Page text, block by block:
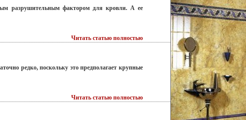
разрушительным фактором для кровли. А ее
Читать статью полностью
редко, поскольку это предполагает крупные
Читать статью полностью